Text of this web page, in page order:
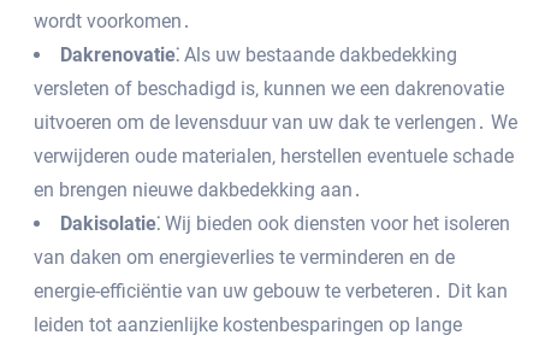
wordt voorkomen․
Dakrenovatie⁚ Als uw bestaande dakbedekking
versleten of beschadigd is‚ kunnen we een dakrenovatie
uitvoeren om de levensduur van uw dak te verlengen․ We
verwijderen oude materialen‚ herstellen eventuele schade
en brengen nieuwe dakbedekking aan․
Dakisolatie⁚ Wij bieden ook diensten voor het isoleren
van daken om energieverlies te verminderen en de
energie-efficiëntie van uw gebouw te verbeteren․ Dit kan
leiden tot aanzienlijke kostenbesparingen op lange